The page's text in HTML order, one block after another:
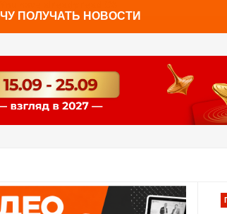
ПОЛУЧАТЬ НОВОСТИ